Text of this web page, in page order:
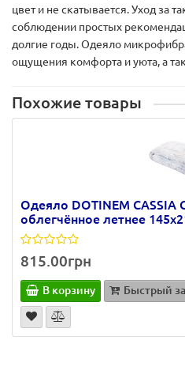
цвет и не скатывается. Уход за
соблюдении простых
долгие годы. Одеяло
ощущения комфорта и уюта, а
Похожие товары
Одеяло DOTINEM CASSIA
облегчённое летнее
815.00грн
В корзину Быстрый